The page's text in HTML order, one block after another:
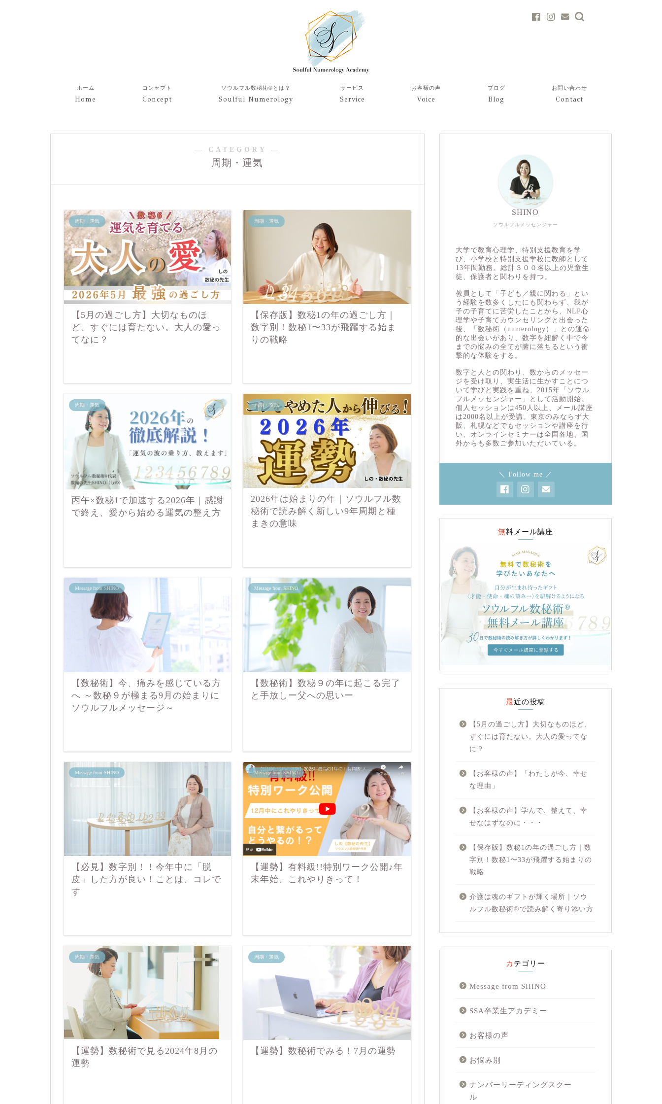
ホーム
Home
コンセプト
Concept
ソウルフル数秘術®︎とは？
Soulful Numerology
サービス
Service
お客様の声
Voice
ブログ
Blog
お問い合わせ
Contact
― CATEGORY ―
周期・運気
周期・運気
【5月の過ごし方】大切なものほ
ど、すぐには育たない。大人の愛っ
てなに？
周期・運気
【保存版】数秘1の年の過ごし方｜
数字別！数秘1〜33が飛躍する始ま
りの戦略
周期・運気
丙午×数秘1で加速する2026年｜感謝
で終え、愛から始める運気の整え方
周期・運気
2026年は始まりの年｜ソウルフル数
秘術で読み解く新しい9年周期と種
まきの意味
Message from SHINO
【数秘術】今、痛みを感じている方
へ ～数秘９が極まる9月の始まりに
ソウルフルメッセージ～
Message from SHINO
【数秘術】数秘９の年に起こる完了
と手放しー父への思いー
Message from SHINO
【必見】数字別！！今年中に「脱
皮」した方が良い！ことは、コレで
す
Message from SHINO
【運勢】有料級!!特別ワーク公開♪年
末年始、これやりきって！
周期・運気
【運勢】数秘術で見る2024年8月の
運勢
周期・運気
【運勢】数秘術でみる！7月の運勢
ソウルフルメッセンジャー
SHINO
大学で教育心理学、特別支援教育を学
び、小学校と特別支援学校に教師として
13年間勤務。総計３００名以上の児童生
徒、保護者と関わりを持つ。
教員として「子ども／親に関わる」とい
う経験を数多くしたにも関わらず、我が
子の子育てに苦労したことから、NLP心
理学や子育てカウンセリングと出会った
後、「数秘術（numerology）」との運命
的な出会いがあり、数字を紐解く中で今
までの悩みの全てが腑に落ちるという衝
撃的な体験をする。
数字と人との関わり、数からのメッセー
ジを受け取り、実生活に生かすことにつ
いて学びと実践を重ね、2015年「ソウル
フルメッセンジャー」として活動開始。
個人セッションは450人以上、メール講座
は2000名以上が受講。東京のみならず大
阪、札幌などでもセッションや講座を行
い、オンラインセミナーは全国各地、国
外からも多数ご参加いただいている。
＼ Follow me ／
無料メール講座
最近の投稿
【5月の過ごし方】大切なものほど、
すぐには育たない。大人の愛ってな
に？
【お客様の声】「わたしが今、幸せ
な理由」
【お客様の声】学んで、整えて、幸
せなはずなのに・・・
【保存版】数秘1の年の過ごし方｜数
字別！数秘1〜33が飛躍する始まりの
戦略
介護は魂のギフトが輝く場所｜ソウ
ルフル数秘術®︎で読み解く寄り添い方
カテゴリー
Message from SHINO
SSA卒業生アカデミー
お客様の声
お悩み別
ナンバーリーディングスクー
ル